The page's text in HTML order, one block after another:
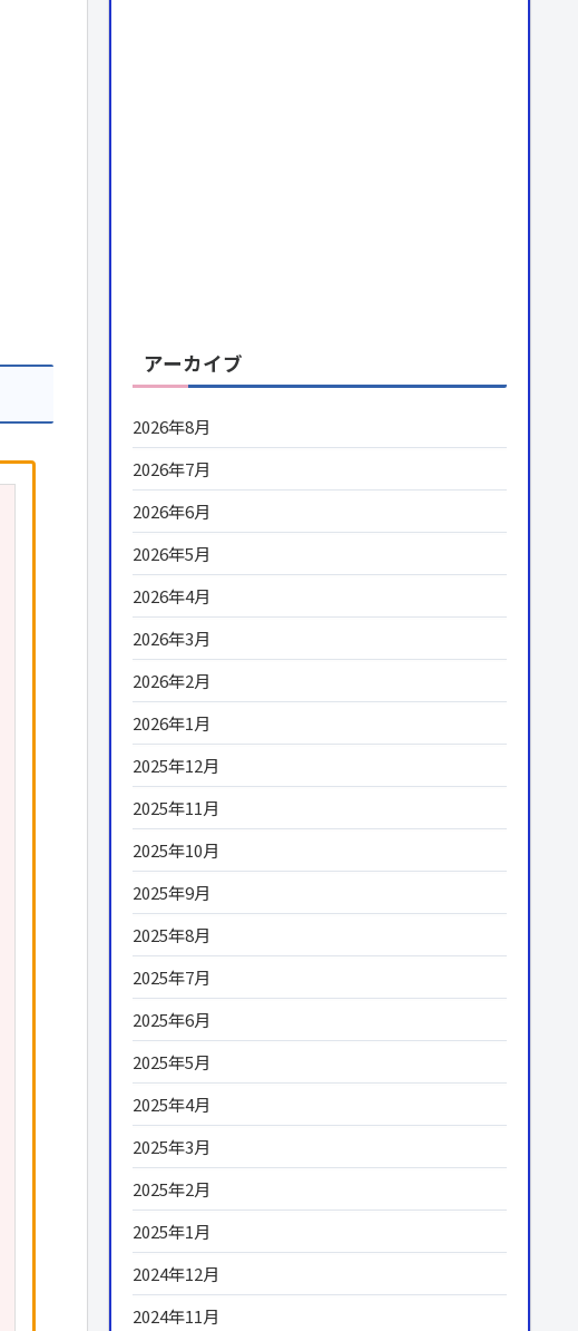
アーカイブ
2026年8月
2026年7月
2026年6月
2026年5月
2026年4月
2026年3月
2026年2月
2026年1月
2025年12月
2025年11月
2025年10月
2025年9月
2025年8月
2025年7月
2025年6月
2025年5月
2025年4月
2025年3月
2025年2月
2025年1月
2024年12月
2024年11月